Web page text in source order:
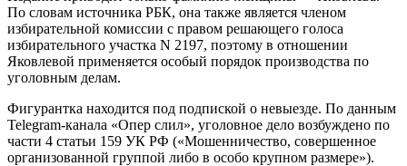
По словам источника РБК, она также является членом
избирательной комиссии с правом решающего голоса
избирательного участка N 2197, поэтому в отношении
Яковлевой применяется особый порядок производства по
уголовным делам.
Фигурантка находится под подпиской о невыезде. По данным
Telegram-канала «Опер слил», уголовное дело возбуждено по
части 4 статьи 159 УК РФ («Мошенничество, совершенное
организованной группой либо в особо крупном размере»).